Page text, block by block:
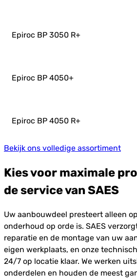
Epiroc BP 3050 R+
Epiroc BP 4050+
Epiroc BP 4050 R+
Bekijk ons volledige assortiment
Kies voor maximale
de service van SAES
Uw aanbouwdeel presteert alleen
onderhoud op orde is. SAES
reparatie en de montage van uw
eigen werkplaats, en onze
24/7 op locatie klaar. We werken
onderdelen en houden de meest